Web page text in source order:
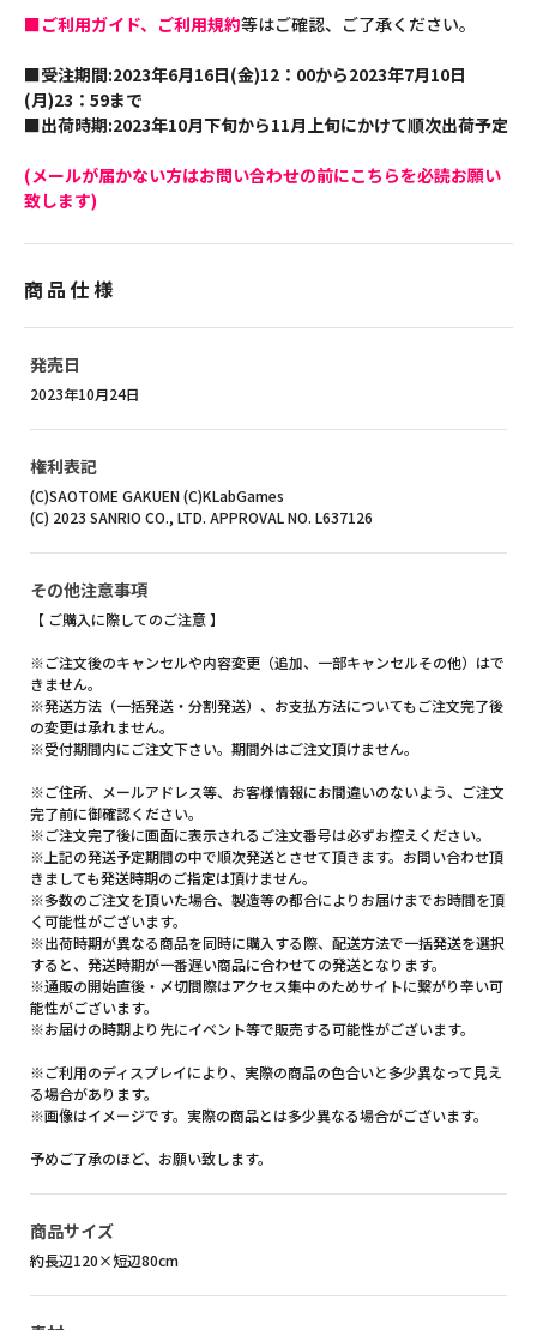
■ご利用ガイド、ご利用規約等はご確認、ご了承ください。
■受注期間:2023年6月16日(金)12：00から2023年7月10日
(月)23：59まで
■出荷時期:2023年10月下旬から11月上旬にかけて順次出荷予定
(メールが届かない方はお問い合わせの前にこちらを必読お願い
致します)
商品仕様
発売日
2023年10月24日
権利表記
(C)SAOTOME GAKUEN (C)KLabGames
(C) 2023 SANRIO CO., LTD. APPROVAL NO. L637126
その他注意事項
【 ご購入に際してのご注意 】
※ご注文後のキャンセルや内容変更（追加、一部キャンセルその他）はで
きません。
※発送方法（一括発送・分割発送）、お支払方法についてもご注文完了後
の変更は承れません。
※受付期間内にご注文下さい。期間外はご注文頂けません。
※ご住所、メールアドレス等、お客様情報にお間違いのないよう、ご注文
完了前に御確認ください。
※ご注文完了後に画面に表示されるご注文番号は必ずお控えください。
※上記の発送予定期間の中で順次発送とさせて頂きます。お問い合わせ頂
きましても発送時期のご指定は頂けません。
※多数のご注文を頂いた場合、製造等の都合によりお届けまでお時間を頂
く可能性がございます。
※出荷時期が異なる商品を同時に購入する際、配送方法で一括発送を選択
すると、発送時期が一番遅い商品に合わせての発送となります。
※通販の開始直後・〆切間際はアクセス集中のためサイトに繋がり辛い可
能性がございます。
※お届けの時期より先にイベント等で販売する可能性がございます。
※ご利用のディスプレイにより、実際の商品の色合いと多少異なって見え
る場合があります。
※画像はイメージです。実際の商品とは多少異なる場合がございます。
予めご了承のほど、お願い致します。
商品サイズ
約長辺120×短辺80cm